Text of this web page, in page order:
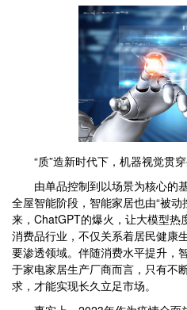
“质”造新时代下，机器视觉贯
由单品控制到以场景为核心的
全屋智能阶段，智能家居也由“被动
来，ChatGPT的爆火，让大模型热
消费品行业，不仅关系着居民健康
要渗透领域。伴随消费水平提升，
于家电家居生产厂商而言，只有不
求，才能实现长久立足市场。